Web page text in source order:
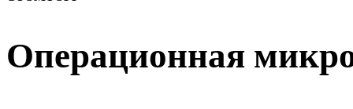
Операционная